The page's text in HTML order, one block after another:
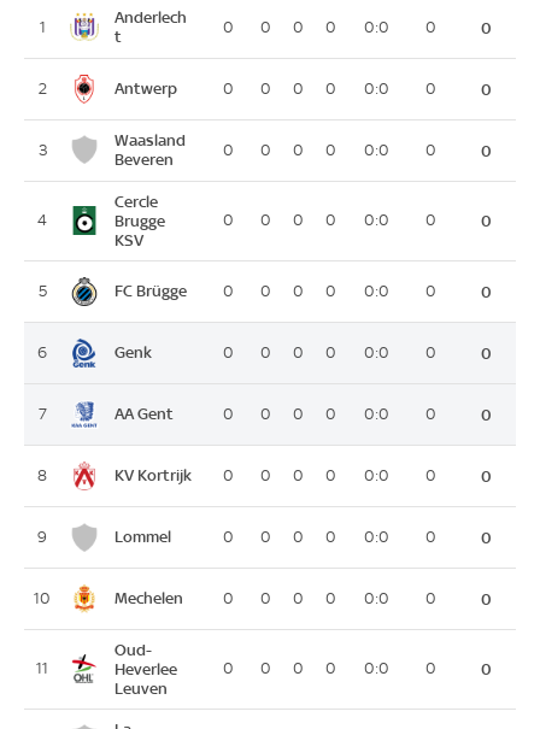
1
Anderlech
t
0 0 0 0 0:0 0 0
2 Antwerp 0 0 0 0 0:0 0 0
3
Waasland
Beveren
0 0 0 0 0:0 0 0
4
Cercle
Brugge
KSV
0 0 0 0 0:0 0 0
5 FC Brügge 0 0 0 0 0:0 0 0
6 Genk 0 0 0 0 0:0 0 0
7 AA Gent 0 0 0 0 0:0 0 0
8 KV Kortrijk 0 0 0 0 0:0 0 0
9 Lommel 0 0 0 0 0:0 0 0
10 Mechelen 0 0 0 0 0:0 0 0
11
Oud-
Heverlee
Leuven
0 0 0 0 0:0 0 0